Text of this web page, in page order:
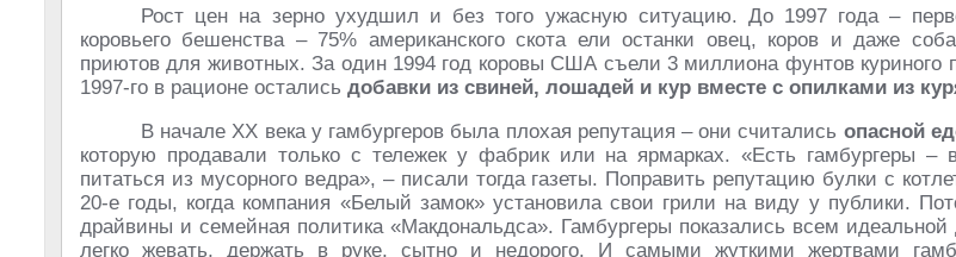
Рост цен на зерно ухудшил и без того ужасную ситуацию. До 1997 года –
коровьего бешенства – 75% американского скота ели останки овец, коров и даже
приютов для животных. За один 1994 год коровы США съели 3 миллиона фунтов куриного
1997-го в рационе остались добавки из свиней, лошадей и кур вместе с опилками из
В начале ХХ века у гамбургеров была плохая репутация – они считались опасной
которую продавали только с тележек у фабрик или на ярмарках. «Есть гамбургеры –
питаться из мусорного ведра», – писали тогда газеты. Поправить репутацию булки с
20-е годы, когда компания «Белый замок» установила свои грили на виду у публики.
драйвины и семейная политика «Макдональдса». Гамбургеры показались всем идеальной
легко жевать, держать в руке, сытно и недорого. И самыми жуткими жертвами